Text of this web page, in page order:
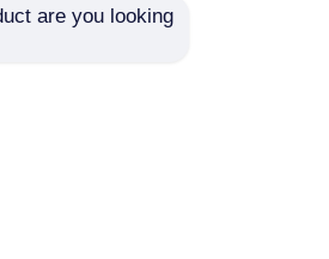
are you looking